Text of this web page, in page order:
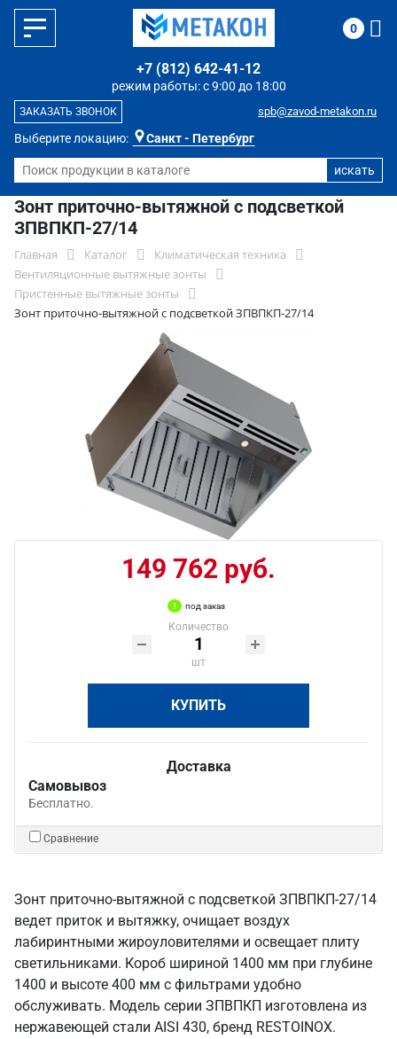
Выберите локацию: Санкт - Петербург
режим работы: с 9:00 до 18:00
+7 (812) 642-41-12
spb@zavod-metakon.ru
ЗАКАЗАТЬ ЗВОНОК
0
Зонт приточно-вытяжной с подсветкой
ЗПВПКП-27/14
Главная Каталог
Климатическая техника
Вентиляционные вытяжные зонты
Пристенные вытяжные зонты
Зонт приточно-вытяжной с подсветкой ЗПВПКП-27/14
149 762 руб.
под заказ
Количество
шт
КУПИТЬ
Доставка
Самовывоз
Бесплатно.
Сравнение
Зонт приточно-вытяжной с подсветкой ЗПВПКП-27/14
ведет приток и вытяжку, очищает воздух
лабиринтными жироуловителями и освещает плиту
светильниками. Короб шириной 1400 мм при глубине
1400 и высоте 400 мм с фильтрами удобно
обслуживать. Модель серии ЗПВПКП изготовлена из
нержавеющей стали AISI 430, бренд RESTOINOX.